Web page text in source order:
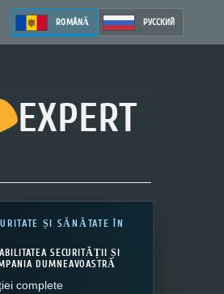
ROMÂNĂ РУССКИЙ
EXPERT
ȘI SĂNĂTATE ÎN
SECURITĂȚII ȘI
DUMNEAVOASTRĂ
complete